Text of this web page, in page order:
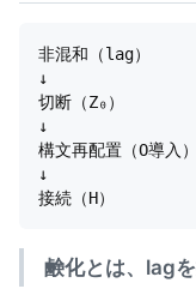
非混和（lag）
↓
切断（Z₀）
↓
構文再配置（O導入）
↓
鹸化とは、lag